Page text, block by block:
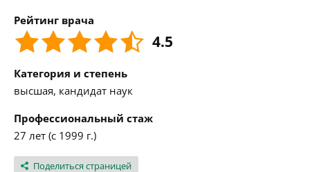
Рейтинг врача
4.5
Категория и степень
высшая, кандидат наук
Профессиональный стаж
27 лет (с 1999 г.)
Поделиться страницей